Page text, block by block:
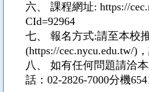
六、
課程網址: https://
CId=92964
七、
報名方式:請至本校
(https://cec.nycu.edu.tw/)
八、
如有任何問題請洽
話：02-2826-7000分機